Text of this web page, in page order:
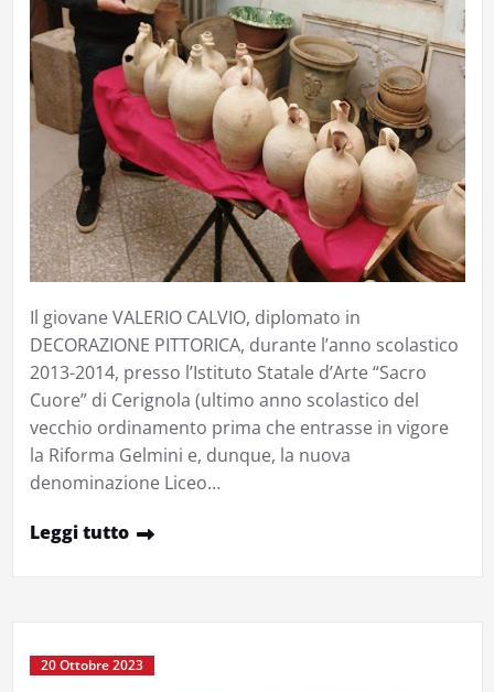
Il giovane VALERIO CALVIO, diplomato in
DECORAZIONE PITTORICA, durante l’anno scolastico
2013-2014, presso l’Istituto Statale d’Arte “Sacro
Cuore” di Cerignola (ultimo anno scolastico del
vecchio ordinamento prima che entrasse in vigore
la Riforma Gelmini e, dunque, la nuova
denominazione Liceo…
Leggi tutto
20 Ottobre 2023